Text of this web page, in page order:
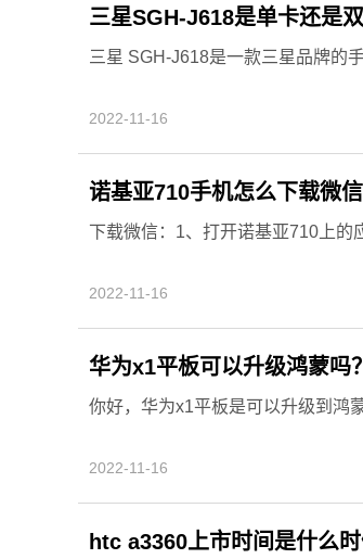
三星SGH-J618是单卡还是
三星 SGH-J618是一款三星品牌的
2022-11-16
诺基亚710手机怎么下载微
下载微信：1、打开诺基亚710上的
2022-11-16
华为x1平板可以升级鸿蒙吗
你好，华为x1平板是可以升级到鸿
2022-11-16
htc a3360上市时间是什么